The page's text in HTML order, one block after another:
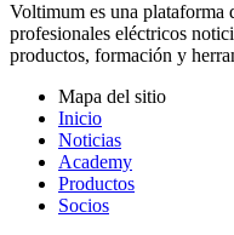
Voltimum es una plataforma
profesionales eléctricos
productos, formación y
Mapa del sitio
Inicio
Noticias
Academy
Productos
Socios